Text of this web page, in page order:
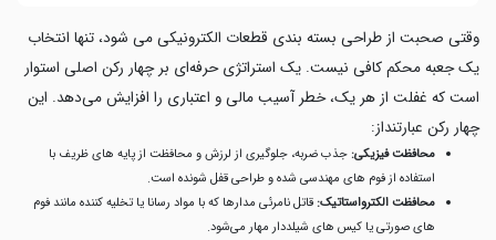
وقتی صحبت از طراحی بسته بندی قطعات الکترونیکی می شود، تنها انتخاب
یک جعبه محکم کافی نیست. یک استراتژی حرفه‌ای بر چهار رکن اصلی استوار
است که غفلت از هر یک، خطر آسیب مالی و اعتباری را افزایش می‌دهد. این
چهار رکن عبارتنداز:
محافظت فیزیکی: جذب ضربه، جلوگیری از لرزش و محافظت از پایه های ظریف با
استفاده از فوم های مهندسی شده و طراحی قفل شونده است.
محافظت الکترواستاتیک: قاتل نامرئی مدارها که با مواد رسانا یا تخلیه کننده مانند فوم
های صورتی یا کیس های شیلددار مهار می‌شود.